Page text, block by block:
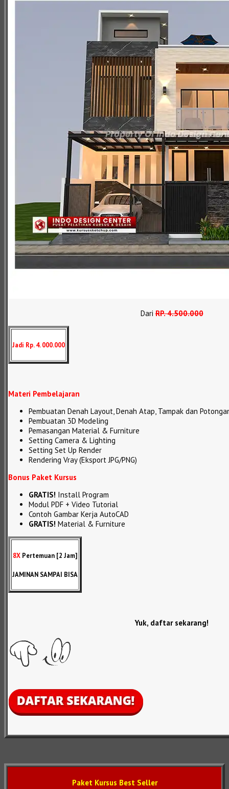
DariRP.4.500.000
Jadi Rp. 4. 000.000
Materi Pembelajaran
Pembuatan Denah Layout, Denah Atap, Tampak dan
Pembuatan 3D Modeling
Pemasangan Material & Furniture
Setting Camera & Lighting
Setting Set Up Render
Rendering Vray (Eksport JPG/PNG)
Bonus Paket Kursus
GRATIS! Install Program
Modul PDF + Video Tutorial
Contoh Gambar Kerja AutoCAD
GRATIS! Material & Furniture
8X Pertemuan [2 Jam]
JAMINAN SAMPAI BISA
Yuk, daftar sekarang!
Paket Kursus Best Seller